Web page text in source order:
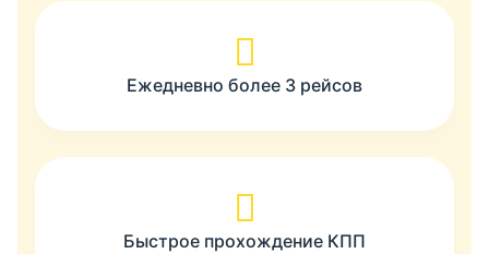
Ежедневно более 3 рейсов
Быстрое прохождение КПП